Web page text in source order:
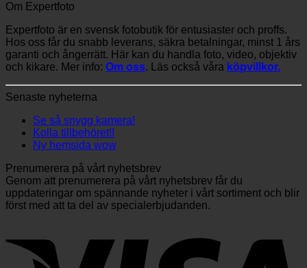
Om Expertfoto
Expertfoto är en svensk fotobutik för entusiaster och proffs.
Hos oss får du snabb leverans, säkra betalningar, minst 1 års
garanti och ångerrätt. Här kan du handla foto, video, objektiv
och kikare. Mer info: Om oss. Läs också våra köpvillkor.
Senaste nyheterna
Se så snygg kamera!
Kolla tillbehöret!!
Ny hemsida wow
Prenumerera på vårt nyhetsbrev
Genom att prenumerera på vårt nyhetsbrev får du
uppdateringar om spännande nyheter i vårt sortiment och blir
först med att ta del av specialerbjudanden.